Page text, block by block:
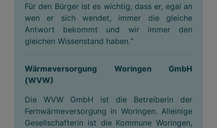
Für den Bürger ist es wichtig, dass er, egal an
wen er sich wendet, immer die gleiche
Antwort bekommt und wir immer den
gleichen Wissenstand haben.“
Wärmeversorgung Woringen GmbH
(WVW)
Die WVW GmbH ist die Betreiberin der
Fernwärmeversorgung in Woringen. Alleinige
Gesellschafterin ist die Kommune Woringen,